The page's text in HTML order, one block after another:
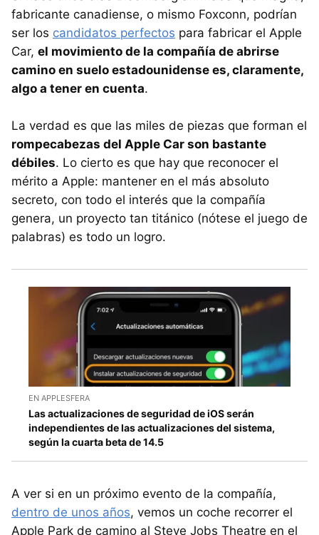
fabricante canadiense, o mismo Foxconn, podrían
ser los candidatos perfectos para fabricar el Apple
Car, el movimiento de la compañía de abrirse
camino en suelo estadounidense es, claramente,
algo a tener en cuenta.
La verdad es que las miles de piezas que forman el
rompecabezas del Apple Car son bastante
débiles. Lo cierto es que hay que reconocer el
mérito a Apple: mantener en el más absoluto
secreto, con todo el interés que la compañía
genera, un proyecto tan titánico (nótese el juego de
palabras) es todo un logro.
EN APPLESFERA
Las actualizaciones de seguridad de iOS serán
independientes de las actualizaciones del sistema,
según la cuarta beta de 14.5
A ver si en un próximo evento de la compañía,
dentro de unos años, vemos un coche recorrer el
Apple Park de camino al Steve Jobs Theatre en el